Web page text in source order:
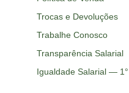
Trocas e Devoluções
Trabalhe Conosco
Transparência Salarial
Igualdade Salarial —